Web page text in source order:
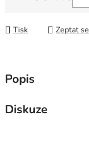
Tisk Zeptat se
Popis
Diskuze